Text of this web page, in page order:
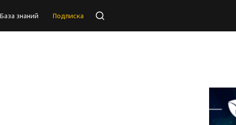
База знаний Подписка